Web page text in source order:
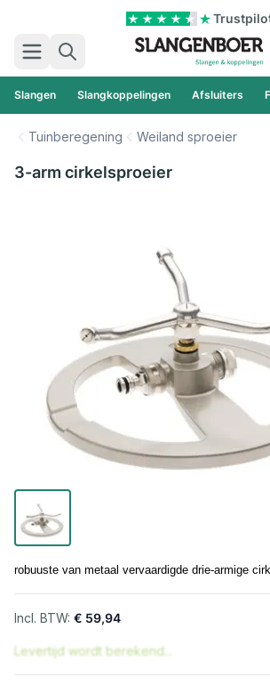
Zoek
Slangen Slangkoppelingen Afsluiters
Tuinberegening Weiland sproeier
3-arm cirkelsproeier
robuuste van metaal vervaardigde drie-armige
€ 59,94
Levertijd wordt berekend...